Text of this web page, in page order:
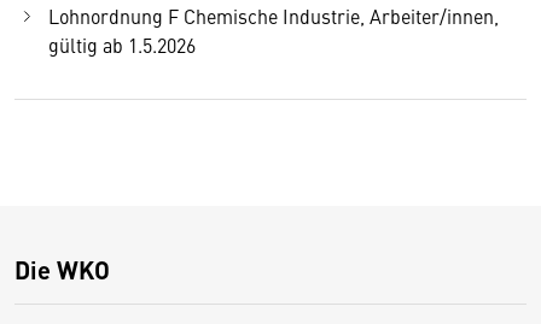
Lohnordnung F Chemische Industrie, Arbeiter/innen,
gültig ab 1.5.2026
Die WKO